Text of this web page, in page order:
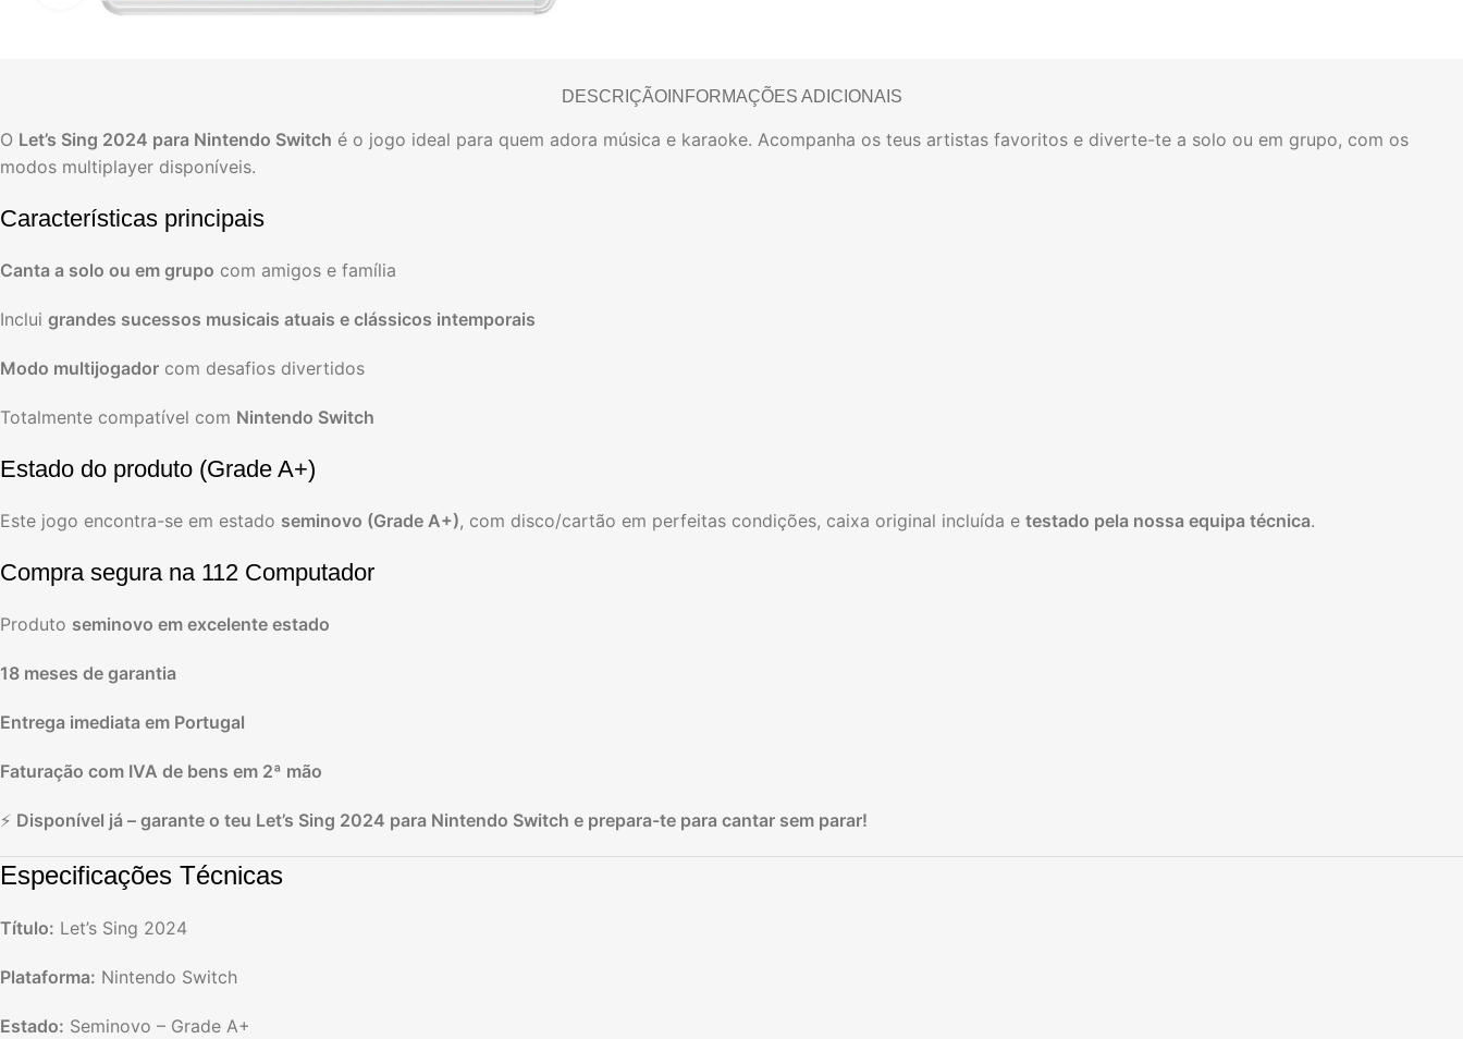
DESCRIÇÃOINFORMAÇÕES ADICIONAIS
O Let’s Sing 2024 para Nintendo Switch é o jogo ideal para quem adora música e karaoke. Acompanha os teus artistas favoritos e diverte-te a solo ou em grupo, com os
modos multiplayer disponíveis.
Características principais
Canta a solo ou em grupo com amigos e família
Inclui grandes sucessos musicais atuais e clássicos intemporais
Modo multijogador com desafios divertidos
Totalmente compatível com Nintendo Switch
Estado do produto (Grade A+)
Este jogo encontra-se em estado seminovo (Grade A+), com disco/cartão em perfeitas condições, caixa original incluída e testado pela nossa equipa técnica.
Compra segura na 112 Computador
Produto seminovo em excelente estado
18 meses de garantia
Entrega imediata em Portugal
Faturação com IVA de bens em 2ª mão
⚡ Disponível já – garante o teu Let’s Sing 2024 para Nintendo Switch e prepara-te para cantar sem parar!
Especificações Técnicas
Título: Let’s Sing 2024
Plataforma: Nintendo Switch
Estado: Seminovo – Grade A+